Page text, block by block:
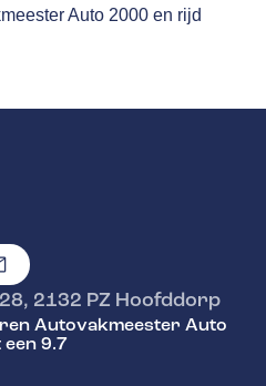
Auto 2000 en rijd
, 2132 PZ Hoofddorp
Autovakmeester Auto
9.7